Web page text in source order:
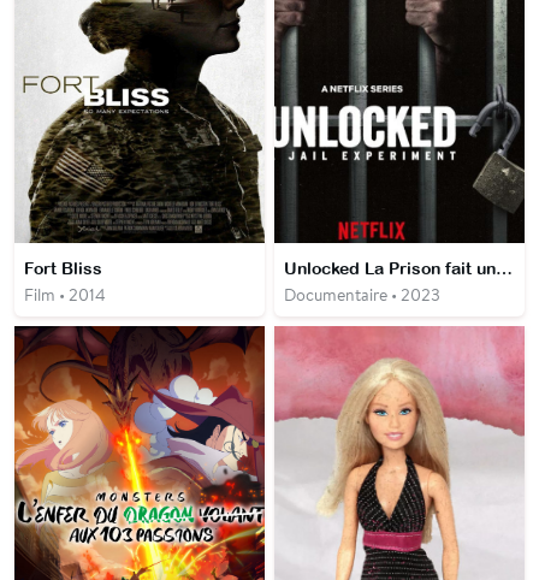
Fort Bliss
Film • 2014
Unlocked La Prison fait un break
Documentaire • 2023